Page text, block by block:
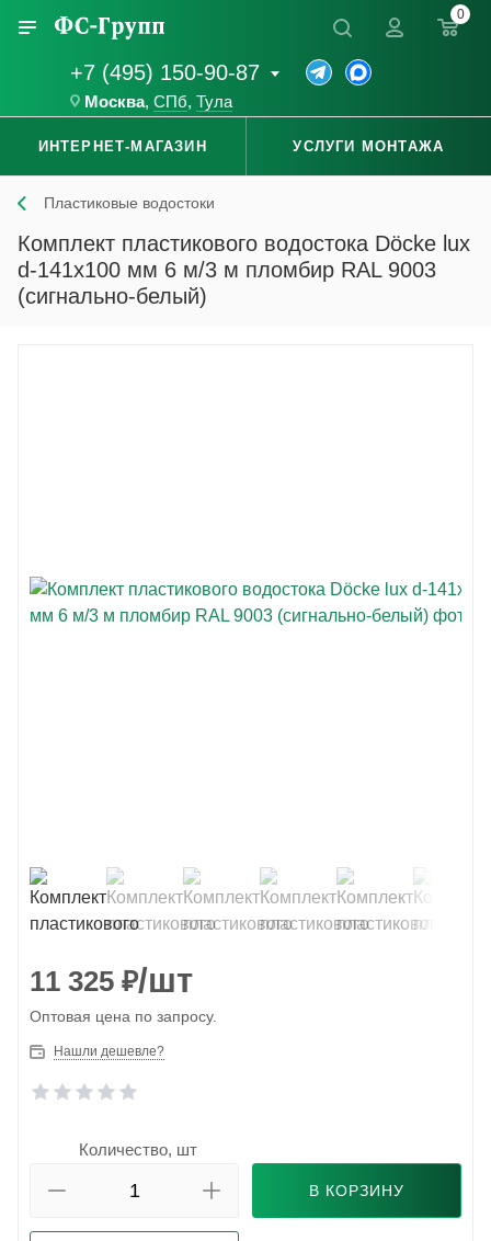
+7 (495) 150-90-87
Москва, СПб, Тула
0
ИНТЕРНЕТ-МАГАЗИН УСЛУГИ МОНТАЖА
Пластиковые водостоки
Комплект пластикового водостока Döcke lux
d-141x100 мм 6 м/3 м пломбир RAL 9003
(сигнально-белый)
11 325 ₽/шт
Оптовая цена по запросу.
Нашли дешевле?
Количество, шт
В КОРЗИНУ